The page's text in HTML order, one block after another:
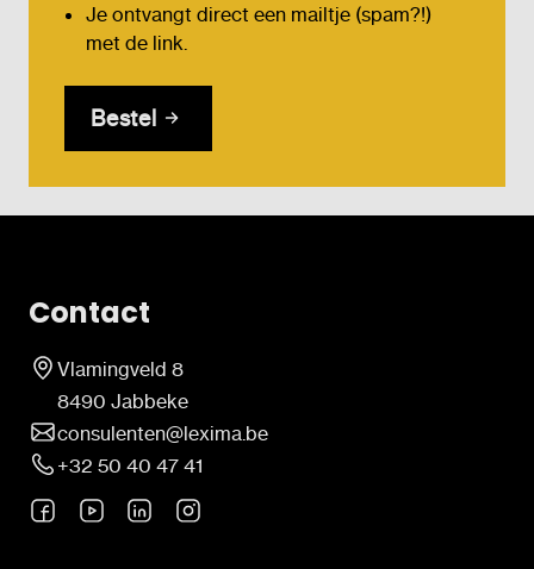
Je ontvangt direct een mailtje (spam?!)
met de link.
Bestel
Contact
Vlamingveld 8
8490 Jabbeke
consulenten@lexima.be
+32 50 40 47 41